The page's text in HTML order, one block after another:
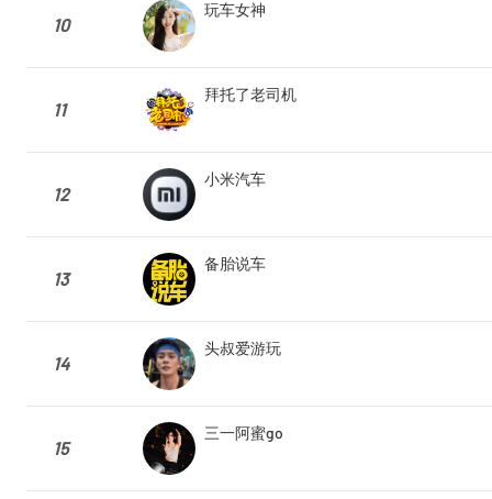
10
玩车女神
11
拜托了老司机
12
小米汽车
13
备胎说车
14
头叔爱游玩
15
三一阿蜜go